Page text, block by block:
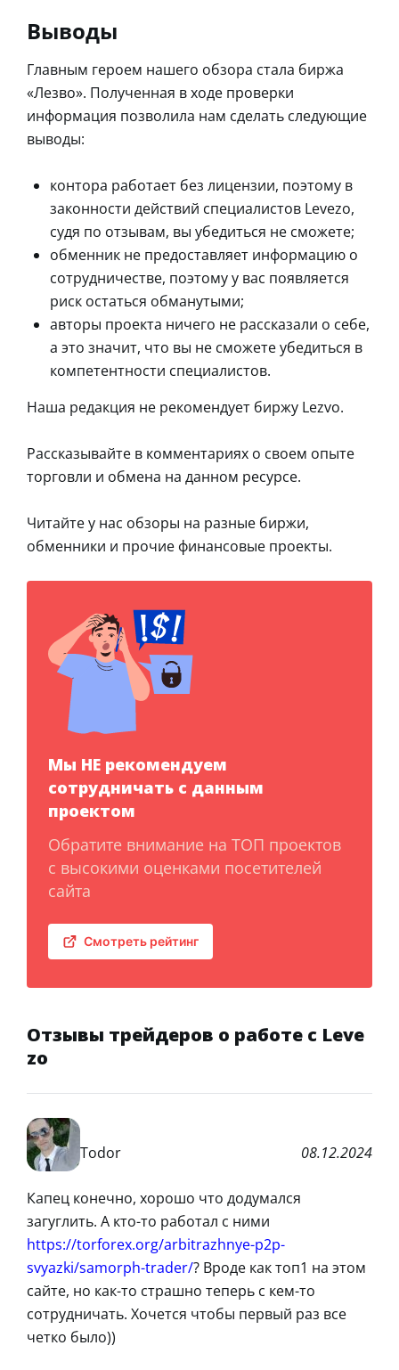
Выводы
Главным героем нашего обзора стала биржа
«Лезво». Полученная в ходе проверки
информация позволила нам сделать следующие
выводы:
контора работает без лицензии, поэтому в
законности действий специалистов Levezo,
судя по отзывам, вы убедиться не сможете;
обменник не предоставляет информацию о
сотрудничестве, поэтому у вас появляется
риск остаться обманутыми;
авторы проекта ничего не рассказали о себе,
а это значит, что вы не сможете убедиться в
компетентности специалистов.
Наша редакция не рекомендует биржу Lezvo.
Рассказывайте в комментариях о своем опыте
торговли и обмена на данном ресурсе.
Читайте у нас обзоры на разные биржи,
обменники и прочие финансовые проекты.
Мы НЕ рекомендуем
сотрудничать с данным
проектом
Обратите внимание на ТОП проектов
с высокими оценками посетителей
сайта
Смотреть рейтинг
Отзывы трейдеров о работе с Leve
zo
Todor 08.12.2024
Капец конечно, хорошо что додумался
загуглить. А кто-то работал с ними
https://torforex.org/arbitrazhnye-p2p-
svyazki/samorph-trader/? Вроде как топ1 на этом
сайте, но как-то страшно теперь с кем-то
сотрудничать. Хочется чтобы первый раз все
четко было))